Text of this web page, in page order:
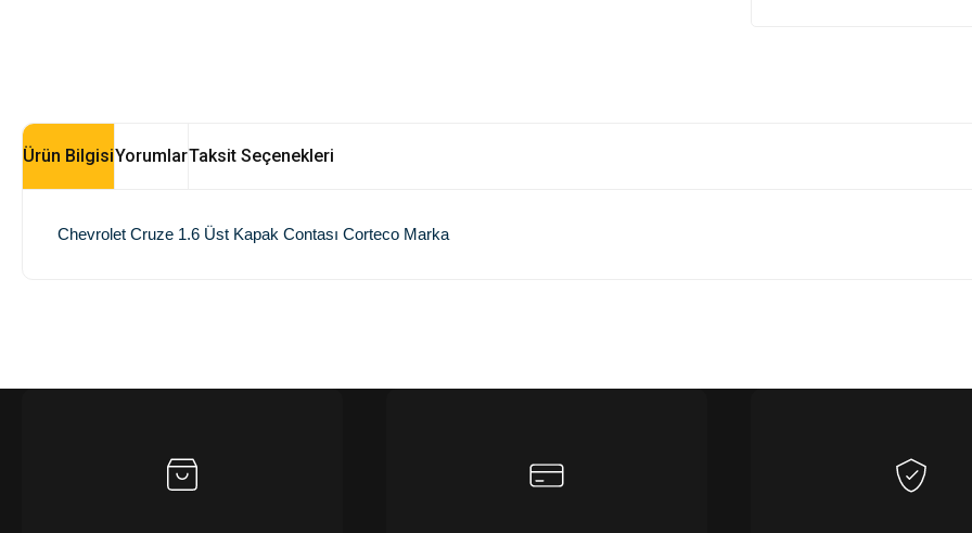
Ürün BilgisiYorumlarTaksit Seçenekleri
Chevrolet Cruze 1.6 Üst Kapak Contası Corteco Marka